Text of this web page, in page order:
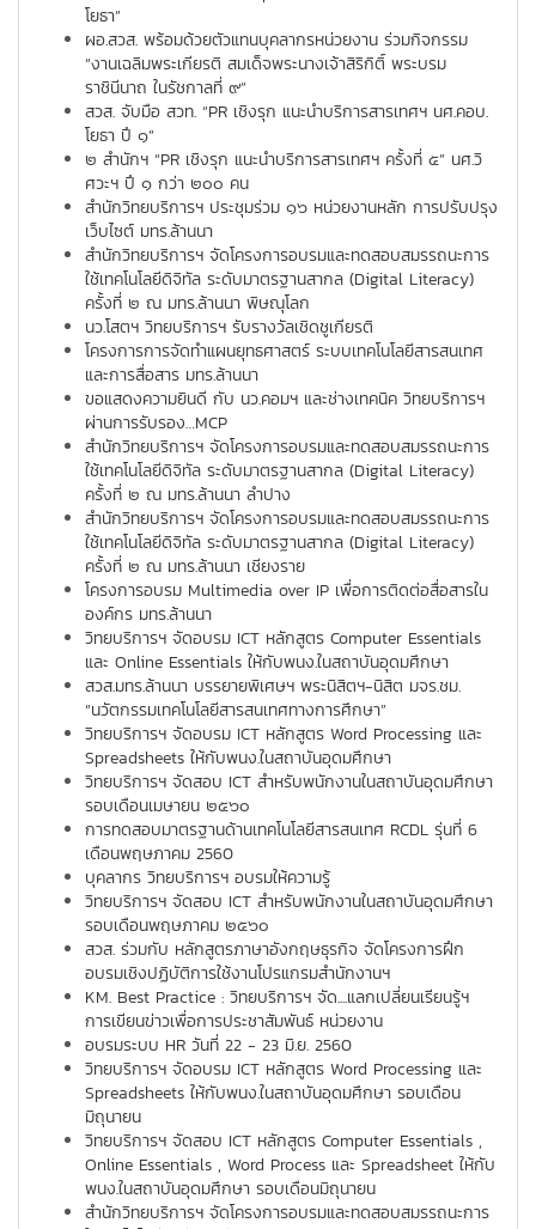
โยธา”
ผอ.สวส. พร้อมด้วยตัวแทนบุคลากรหน่วยงาน ร่วมกิจกรรม
“งานเฉลิมพระเกียรติ สมเด็จพระนางเจ้าสิริกิติ์ พระบรม
ราชินีนาถ ในรัชกาลที่ ๙”
สวส. จับมือ สวท. “PR เชิงรุก แนะนำบริการสารเทศฯ นศ.คอบ.
โยธา ปึ ๑”
๒ สำนักฯ “PR เชิงรุก แนะนำบริการสารเทศฯ ครั้งที่ ๕” นศ.วิ
ศวะฯ ปึ ๑ กว่า ๒๐๐ คน
สำนักวิทยบริการฯ ประชุมร่วม ๑๖ หน่วยงานหลัก การปรับปรุง
เว็บไซต์ มทร.ล้านนา
สำนักวิทยบริการฯ จัดโครงการอบรมและทดสอบสมรรถนะการ
ใช้เทคโนโลยีดิจิทัล ระดับมาตรฐานสากล (Digital Literacy)
ครั้งที่ ๒ ณ มทร.ล้านนา พิษณุโลก
นว.โสตฯ วิทยบริการฯ รับรางวัลเชิดชูเกียรติ
โครงการการจัดทำแผนยุทธศาสตร์ ระบบเทคโนโลยีสารสนเทศ
และการสื่อสาร มทร.ล้านนา
ขอแสดงความยินดี กับ นว.คอมฯ และช่างเทคนิค วิทยบริการฯ
ผ่านการรับรอง…MCP
สำนักวิทยบริการฯ จัดโครงการอบรมและทดสอบสมรรถนะการ
ใช้เทคโนโลยีดิจิทัล ระดับมาตรฐานสากล (Digital Literacy)
ครั้งที่ ๒ ณ มทร.ล้านนา ลำปาง
สำนักวิทยบริการฯ จัดโครงการอบรมและทดสอบสมรรถนะการ
ใช้เทคโนโลยีดิจิทัล ระดับมาตรฐานสากล (Digital Literacy)
ครั้งที่ ๒ ณ มทร.ล้านนา เชียงราย
โครงการอบรม Multimedia over IP เพื่อการติดต่อสื่อสารใน
องค์กร มทร.ล้านนา
วิทยบริการฯ จัดอบรม ICT หลักสูตร Computer Essentials
และ Online Essentials ให้กับพนง.ในสถาบันอุดมศึกษา
สวส.มทร.ล้านนา บรรยายพิเศษฯ พระนิสิตฯ-นิสิต มจร.ชม.
“นวัตกรรมเทคโนโลยีสารสนเทศทางการศึกษา”
วิทยบริการฯ จัดอบรม ICT หลักสูตร Word Processing และ
Spreadsheets ให้กับพนง.ในสถาบันอุดมศึกษา
วิทยบริการฯ จัดสอบ ICT สำหรับพนักงานในสถาบันอุดมศึกษา
รอบเดือนเมษายน ๒๕๖๐
การทดสอบมาตรฐานด้านเทคโนโลยีสารสนเทศ RCDL รุ่นที่ 6
เดือนพฤษภาคม 2560
บุคลากร วิทยบริการฯ อบรมให้ความรู้
วิทยบริการฯ จัดสอบ ICT สำหรับพนักงานในสถาบันอุดมศึกษา
รอบเดือนพฤษภาคม ๒๕๖๐
สวส. ร่วมกับ หลักสูตรภาษาอังกฤษธุรกิจ จัดโครงการฝึก
อบรมเชิงปฏิบัติการใช้งานโปรแกรมสำนักงานฯ
KM. Best Practice : วิทยบริการฯ จัด....แลกเปลี่ยนเรียนรู้ฯ
การเขียนข่าวเพื่อการประชาสัมพันธ์ หน่วยงาน
อบรมระบบ HR วันที่ 22 - 23 มิ.ย. 2560
วิทยบริการฯ จัดอบรม ICT หลักสูตร Word Processing และ
Spreadsheets ให้กับพนง.ในสถาบันอุดมศึกษา รอบเดือน
มิถุนายน
วิทยบริการฯ จัดสอบ ICT หลักสูตร Computer Essentials ,
Online Essentials , Word Process และ Spreadsheet ให้กับ
พนง.ในสถาบันอุดมศึกษา รอบเดือนมิถุนายน
สำนักวิทยบริการฯ จัดโครงการอบรมและทดสอบสมรรถนะการ